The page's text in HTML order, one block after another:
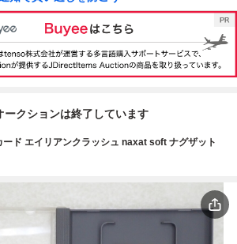
ークションは終了しています
ド エイリアンクラッシュ naxat soft ナグザット